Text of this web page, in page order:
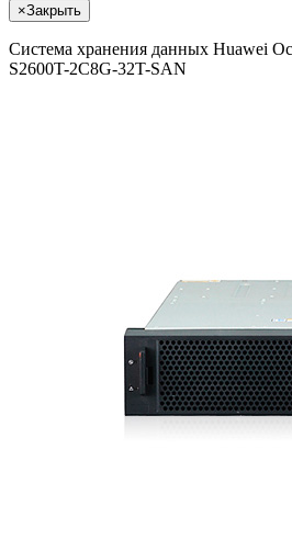
×Закрыть
Система хранения данных Huawei
S2600T-2C8G-32T-SAN